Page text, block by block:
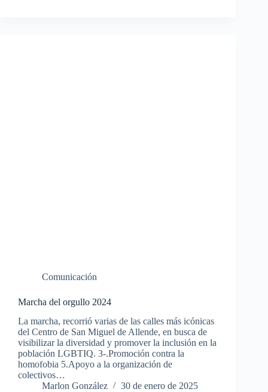
Comunicación
Marcha del orgullo 2024
La marcha, recorrió varias de las calles más icónicas
del Centro de San Miguel de Allende, en busca de
visibilizar la diversidad y promover la inclusión en la
población LGBTIQ. 3-.Promoción contra la
homofobia 5.Apoyo a la organización de
colectivos…
Marlon González
30 de enero de 2025